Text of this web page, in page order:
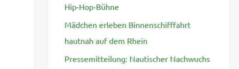
Hip-Hop-Bühne
Mädchen erleben Binnenschifffahrt
hautnah auf dem Rhein
Pressemitteilung: Nautischer Nachwuchs